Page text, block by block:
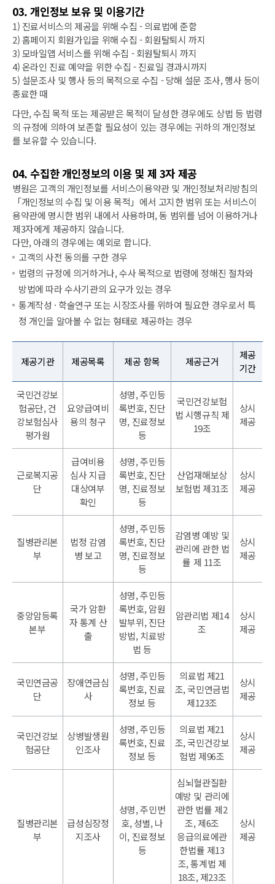
03. 개인정보 보유 및 이용기간
1) 진료서비스의 제공을 위해 수집 - 의료법에 준함
2) 홈페이지 회원가입을 위해 수집 - 회원탈퇴시 까지
3) 모바일앱 서비스를 위해 수집 - 회원탈퇴시 까지
4) 온라인 진료 예약을 위한 수집 - 진료일 경과시까지
5) 설문조사 및 행사 등의 목적으로 수집 - 당해 설문 조사, 행사 등이
종료한 때
다만, 수집 목적 또는 제공받은 목적이 달성한 경우에도 상법 등 법령
의 규정에 의하여 보존할 필요성이 있는 경우에는 귀하의 개인정보
를 보유할 수 있습니다.
04. 수집한 개인정보의 이용 및 제 3자 제공
병원은 고객의 개인정보를 서비스이용약관 및 개인정보처리방침의
「개인정보의 수집 및 이용 목적」에서 고지한 범위 또는 서비스이
용약관에 명시한 범위 내에서 사용하며, 동 범위를 넘어 이용하거나
제3자에게 제공하지 않습니다.
다만, 아래의 경우에는 예외로 합니다.
고객의 사전 동의를 구한 경우
법령의 규정에 의거하거나, 수사 목적으로 법령에 정해진 절차와
방법에 따라 수사기관의 요구가 있는 경우
통계작성 · 학술연구 또는 시장조사를 위하여 필요한 경우로서 특
정 개인을 알아볼 수 없는 형태로 제공하는 경우
제공기관 제공목록 제공 항목 제공근거
제공
기간
국민건강보
험공단, 건
강보험심사
평가원
요양급여비
용의 청구
성명, 주민등
록번호, 진단
명, 진료정보
등
국민건강보험
법 시행규칙 제
19조
상시
제공
근로복지공
단
급여비용
심사 지급
대상여부
확인
성명, 주민등
록번호, 진단
명, 진료정보
등
산업재해보상
보험법 제31조
상시
제공
질병관리본
부
법정 감염
병 보고
성명, 주민등
록번호, 진단
명, 진료정보
등
감염병 예방 및
관리에 관한 법
률 제 11조
상시
제공
중앙암등록
본부
국가 암환
자 통계 산
출
성명, 주민등
록번호, 암원
발부위, 진단
방법, 치료방
법 등
암관리법 제14
조
상시
제공
국민연금공
단
장애연금심
사
성명, 주민등
록번호, 진료
정보 등
의료법 제21
조, 국민연금법
제123조
상시
제공
국민건강보
험공단
상병발생원
인조사
성명, 주민등
록번호, 진료
정보 등
의료법 제21
조, 국민건강보
험법 제96조
상시
제공
질병관리본
부
급성심장정
지조사
성명, 주민번
호, 성별, 나
이, 진료정보
등
심뇌혈관질환
예방 및 관리에
관한 법률 제2
조, 제6조
응급의료에관
한법률 제13
조, 통계법 제
18조, 제23조
상시
제공